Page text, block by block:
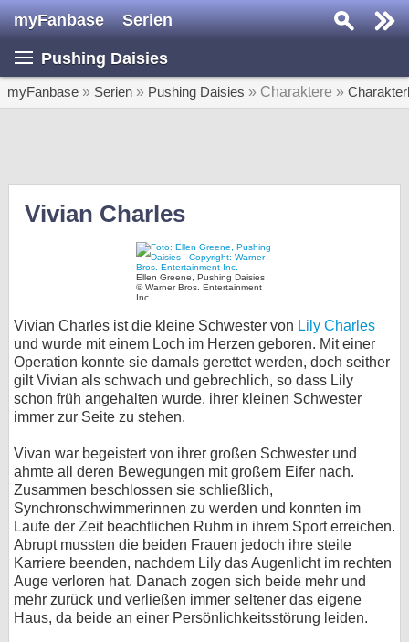
myFanbase Serien
Pushing Daisies
myFanbase » Serien » Pushing Daisies » Charaktere »
Vivian Charles
Ellen Greene, Pushing Daisies
© Warner Bros. Entertainment
Inc.
Vivian Charles ist die kleine Schwester von Lily Charles
und wurde mit einem Loch im Herzen geboren. Mit einer
Operation konnte sie damals gerettet werden, doch seither
gilt Vivian als schwach und gebrechlich, so dass Lily
schon früh angehalten wurde, ihrer kleinen Schwester
immer zur Seite zu stehen.
Vivan war begeistert von ihrer großen Schwester und
ahmte all deren Bewegungen mit großem Eifer nach.
Zusammen beschlossen sie schließlich,
Synchronschwimmerinnen zu werden und konnten im
Laufe der Zeit beachtlichen Ruhm in ihrem Sport erreichen.
Abrupt mussten die beiden Frauen jedoch ihre steile
Karriere beenden, nachdem Lily das Augenlicht im rechten
Auge verloren hat. Danach zogen sich beide mehr und
mehr zurück und verließen immer seltener das eigene
Haus, da beide an einer Persönlichkeitsstörung leiden.
Serie suchen...
SERIEN
KULTUR
SERVICE
Gewinnspiele
Forum
bei Facebook
Kontakt
Nutzungsbedingungen
Datenschutz